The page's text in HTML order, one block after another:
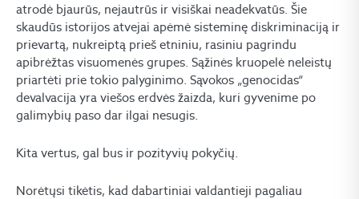
atrodė bjaurūs, nejautrūs ir visiškai neadekvatūs. Šie
skaudūs istorijos atvejai apėmė sisteminę diskriminaciją ir
prievartą, nukreiptą prieš etniniu, rasiniu pagrindu
apibrėžtas visuomenės grupes. Sąžinės kruopelė neleistų
priartėti prie tokio palyginimo. Sąvokos „genocidas“
devalvacija yra viešos erdvės žaizda, kuri gyvenime po
galimybių paso dar ilgai nesugis.
Kita vertus, gal bus ir pozityvių pokyčių.
Norėtųsi tikėtis, kad dabartiniai valdantieji pagaliau